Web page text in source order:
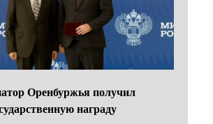
Оренбуржья получил
награду